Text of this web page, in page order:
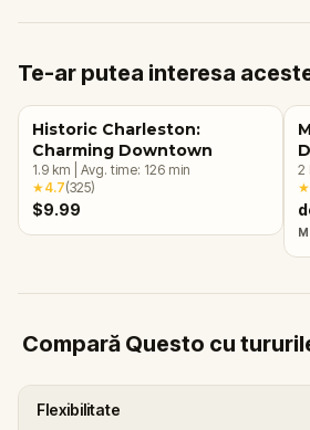
Te-ar putea interesa
Historic Charleston:
Charming Downtown
1.9 km Avg. time: 126 min
★4.7(325)
$9.99
2
★
Compară Questo cu
Flexibilitate